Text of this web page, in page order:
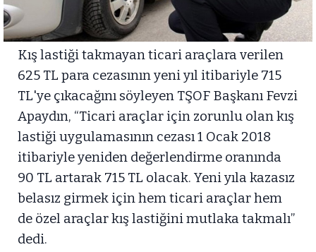
Kış lastiği takmayan ticari araçlara verilen
625 TL para cezasının yeni yıl itibariyle 715
TL'ye çıkacağını söyleyen TŞOF Başkanı Fevzi
Apaydın, “Ticari araçlar için zorunlu olan kış
lastiği uygulamasının cezası 1 Ocak 2018
itibariyle yeniden değerlendirme oranında
90 TL artarak 715 TL olacak. Yeni yıla kazasız
belasız girmek için hem ticari araçlar hem
de özel araçlar kış lastiğini mutlaka takmalı”
dedi.